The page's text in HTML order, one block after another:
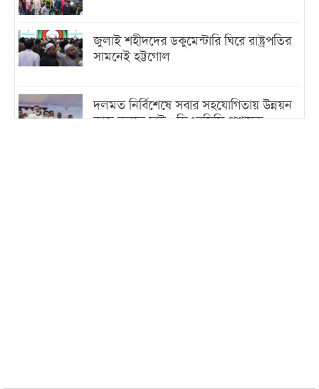
জুলাই শহীদদের ডকুমেন্টারি ঘিরে রাষ্ট্রপতির
সামনেই হট্টগোল
দলমত নির্বিশেষে সবার সহযোগিতায় উন্নয়ন
কাজ করতে চাই : ডিএনসিসি প্রশাসক